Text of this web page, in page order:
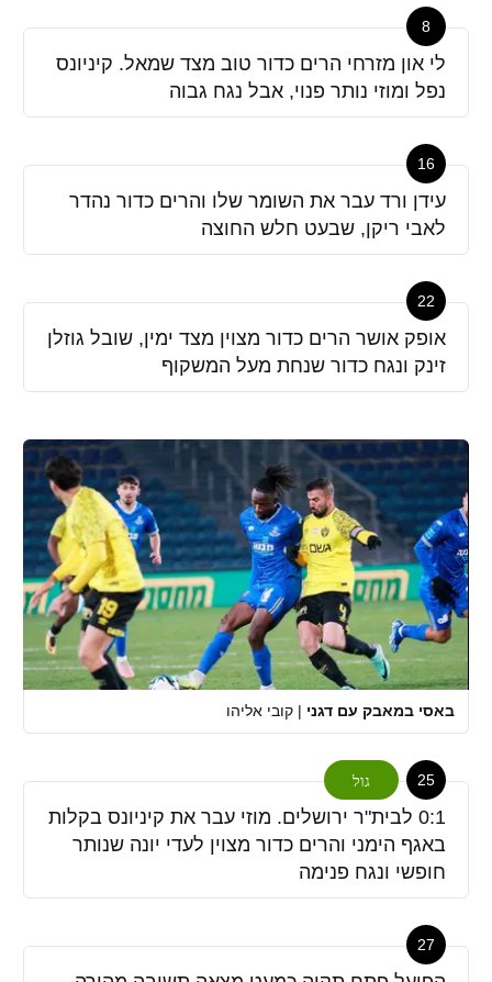
8
לי און מזרחי הרים כדור טוב מצד שמאל. קיניונס
נפל ומוזי נותר פנוי, אבל נגח גבוה
16
עידן ורד עבר את השומר שלו והרים כדור נהדר
לאבי ריקן, שבעט חלש החוצה
22
אופק אושר הרים כדור מצוין מצד ימין, שובל גוזלן
זינק ונגח כדור שנחת מעל המשקוף
באסי במאבק עם דגני | קובי אליהו
25 גול
0:1 לבית"ר ירושלים. מוזי עבר את קיניונס בקלות
באגף הימני והרים כדור מצוין לעדי יונה שנותר
חופשי ונגח פנימה
27